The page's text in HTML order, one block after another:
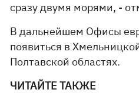
сразу двумя морями, -
В дальнейшем Офисы
появиться в
Полтавской областях.
ЧИТАЙТЕ ТАКЖЕ